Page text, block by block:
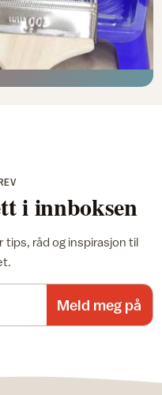
i innboksen
tips, råd og inspirasjon til
Meld meg på